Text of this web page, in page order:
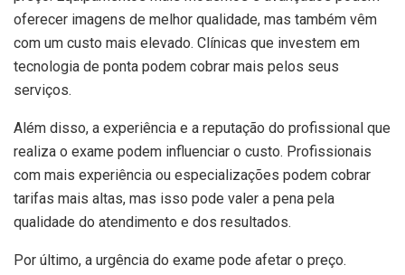
oferecer imagens de melhor qualidade, mas também vêm
com um custo mais elevado. Clínicas que investem em
tecnologia de ponta podem cobrar mais pelos seus
serviços.
Além disso, a experiência e a reputação do profissional que
realiza o exame podem influenciar o custo. Profissionais
com mais experiência ou especializações podem cobrar
tarifas mais altas, mas isso pode valer a pena pela
qualidade do atendimento e dos resultados.
Por último, a urgência do exame pode afetar o preço.